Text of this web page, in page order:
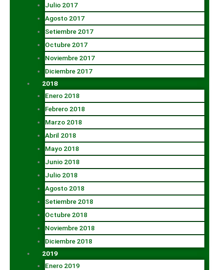
Julio 2017
Agosto 2017
Setiembre 2017
Octubre 2017
Noviembre 2017
Diciembre 2017
2018
Enero 2018
Febrero 2018
Marzo 2018
Abril 2018
Mayo 2018
Junio 2018
Julio 2018
Agosto 2018
Setiembre 2018
Octubre 2018
Noviembre 2018
Diciembre 2018
2019
Enero 2019